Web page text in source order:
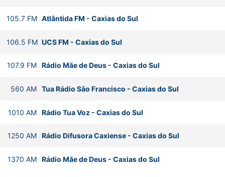
105.7 FM Atlântida FM - Caxias do Sul
106.5 FM UCS FM - Caxias do Sul
107.9 FM Rádio Mãe de Deus- Caxias do Sul
560 AM Tua Rádio São Francisco - Caxias do Sul
1010 AM Rádio Tua Voz- Caxias do Sul
1250 AM Rádio Difusora Caxiense- Caxias do Sul
1370 AM Rádio Mãe de Deus- Caxias do Sul